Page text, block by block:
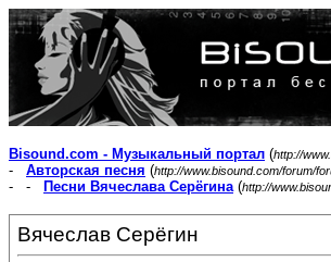
Bisound.com - Музыкальный портал (http://
- Авторская песня (http://www.bisound.com/forum/
- -
Песни Вячеслава Серёгина(http://
Вячеслав Серёгин